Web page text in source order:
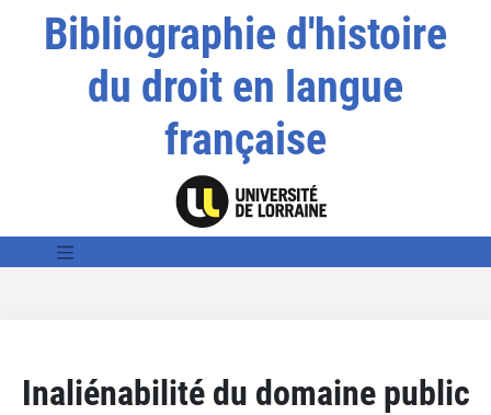
Bibliographie d'histoire
du droit en langue
française
Inaliénabilité du domaine public